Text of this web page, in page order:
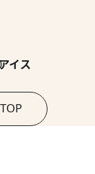
イス